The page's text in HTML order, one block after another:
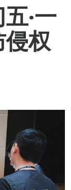
‧一
权